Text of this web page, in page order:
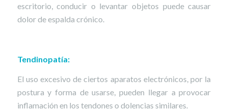
escritorio, conducir o levantar objetos puede causar
dolor de espalda crónico.
Tendinopatía:
El uso excesivo de ciertos aparatos electrónicos, por la
postura y forma de usarse, pueden llegar a provocar
inflamación en los tendones o dolencias similares.